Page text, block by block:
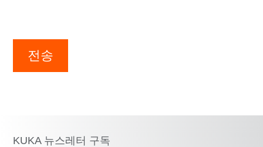
전송
KUKA 뉴스레터 구독